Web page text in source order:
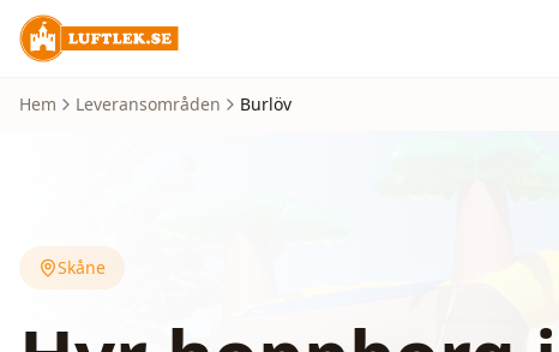
Hem Leveransområden Burlöv
Skåne